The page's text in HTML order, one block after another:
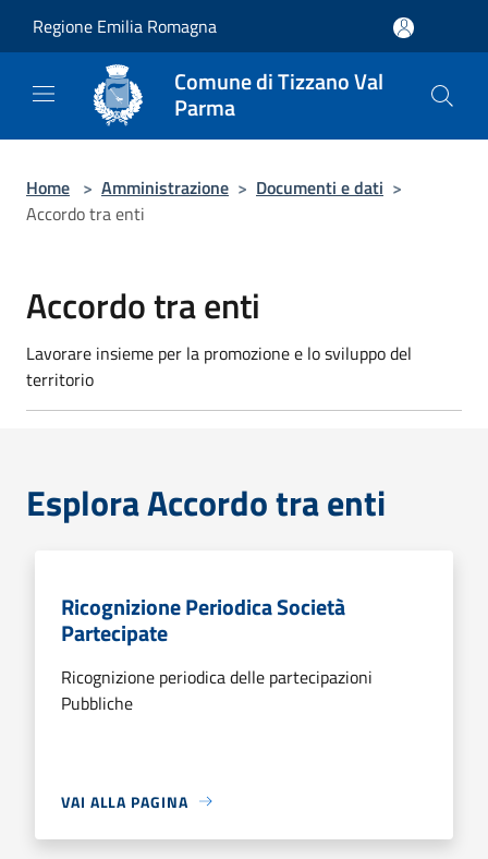
Regione Emilia Romagna
Comune di Tizzano Val
Parma
Home > Amministrazione > Documenti e dati >
Accordo tra enti
Accordo tra enti
Lavorare insieme per la promozione e lo sviluppo del
territorio
Esplora Accordo tra enti
Ricognizione Periodica Società
Partecipate
Ricognizione periodica delle partecipazioni
Pubbliche
VAI ALLA PAGINA